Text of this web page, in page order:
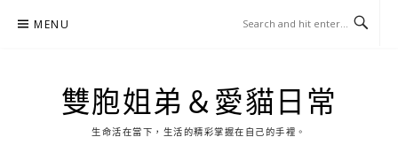
MENU
雙胞姐弟＆愛貓日常
生命活在當下，生活的精彩掌握在自己的手裡。